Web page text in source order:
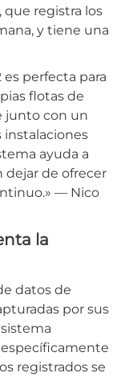
que registra los
y tiene una
es perfecta para
flotas de
junto con un
instalaciones
ayuda a
dejar de ofrecer
— Nico
la
datos de
por sus
registrados se